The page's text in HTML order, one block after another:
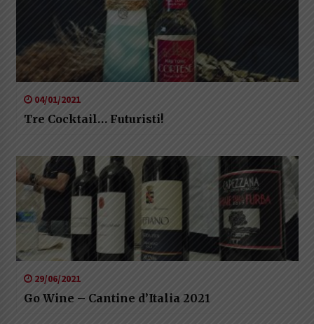
04/01/2021
Tre Cocktail… Futuristi!
29/06/2021
Go Wine – Cantine d’Italia 2021